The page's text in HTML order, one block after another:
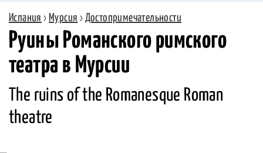
Испания › Мурсия › Достопримечательности
Руины Романского римского
театра в Мурсии
The ruins of the Romanesque Roman
theatre